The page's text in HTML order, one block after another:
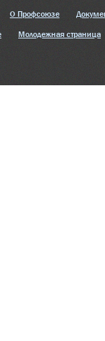
О Профсоюзе
Молодежная страница